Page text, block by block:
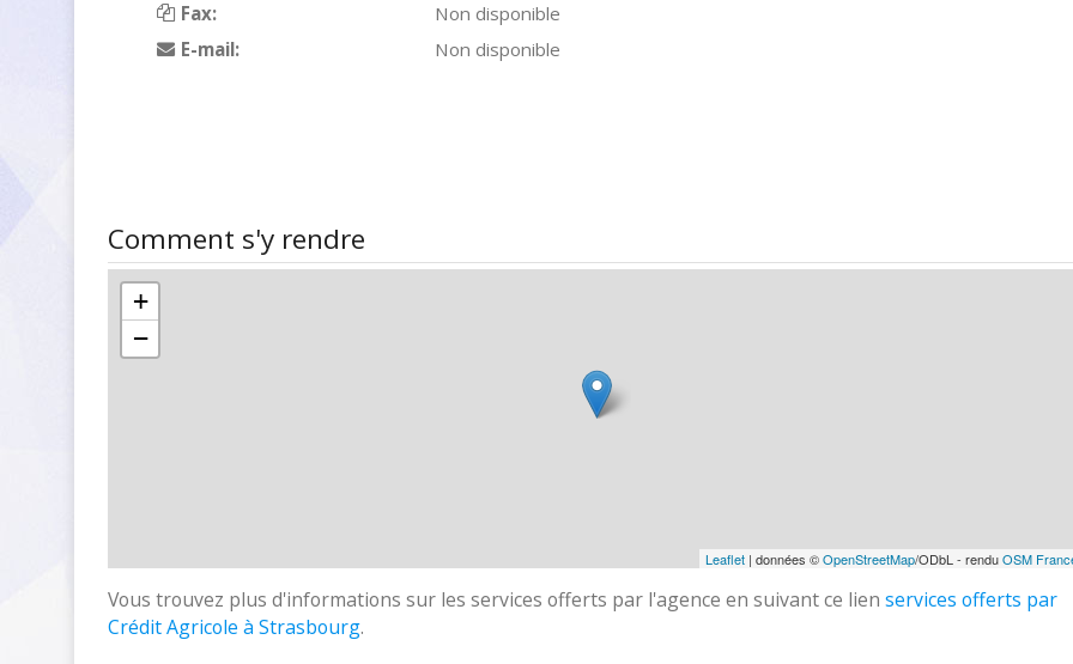
Fax:
Non disponible
E-mail:
Non disponible
Comment s'y rendre
+
−
Leaflet| données ©OpenStreetMap/ODbL - renduOSM
Vous trouvez plus d'informations sur les services offerts par l'agence en suivant ce lien services offerts par
Crédit Agricole à Strasbourg.